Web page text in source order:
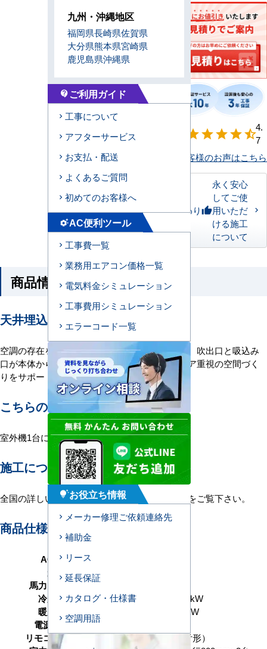
度
starstarstarstarstar_half
4.
7
お客様のお声はこちら
私たちのこだわりthumb_up
永く安心
してご使
用いただ
ける施工
について
商品情報
天井埋込ダクト形エアコンの特長
空調の存在を感じさせない、ダクト形エアコン。吹出口と吸込み
口が本体から分離している空調です。インテリア重視の空間づく
りをサポートします。
こちらの機種について
室外機1台に室内機2台を接続する1対2構成。
施工について
全国の詳しい施工エリアに関しましては をご覧下さい。
商品仕様＜参考例＞
AC型番
形状
馬力（能力）
冷房能力
30.0（11.2～33.5） kW
暖房能力
30.0（9.0～33.5） kW
電源タイプ
リモコンタイプ
ワイヤード（壁取付形）
九州・沖縄地区
福岡県長崎県佐賀県
大分県熊本県宮崎県
鹿児島県沖縄県
contact_support ご利用ガイド
工事について
アフターサービス
お支払・配送
よくあるご質問
初めてのお客様へ
settings_suggestAC便利ツール
工事費一覧
業務用エアコン価格一覧
電気料金シミュレーション
工事費用シミュレーション
エラーコード一覧
tips_and_updatesお役立ち情報
メーカー修理ご依頼連絡先
補助金
リース
延長保証
カタログ・仕様書
空調用語